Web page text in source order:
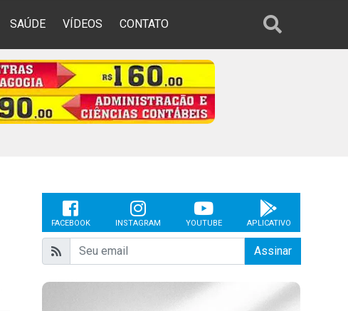
SAÚDE VÍDEOS CONTATO
FACEBOOK INSTAGRAM YOUTUBE APLICATIVO
Assinar